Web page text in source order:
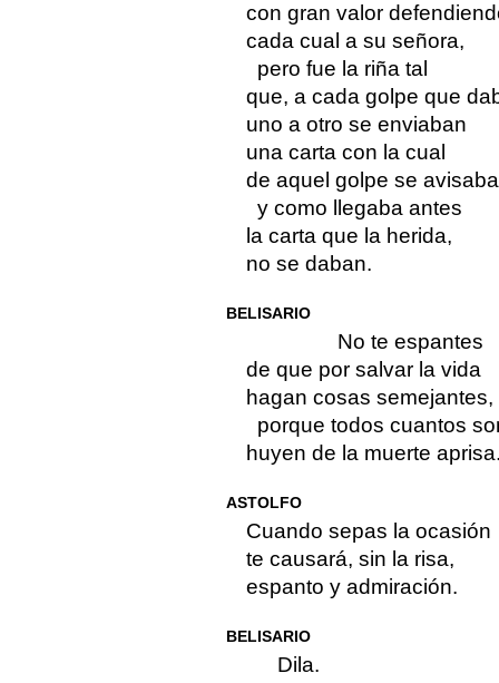
con gran valor
cada cual a su señora,
pero fue la riña tal
que, a cada golpe que
uno a otro se enviaban
una carta con la cual
de aquel golpe se
y como llegaba antes
la carta que la herida,
no se daban.
BELISARIO
No te espantes
de que por salvar la vida
hagan cosas semejantes,
porque todos cuantos
huyen de la muerte
ASTOLFO
Cuando sepas la ocasión
te causará, sin la risa,
espanto y admiración.
BELISARIO
Dila.